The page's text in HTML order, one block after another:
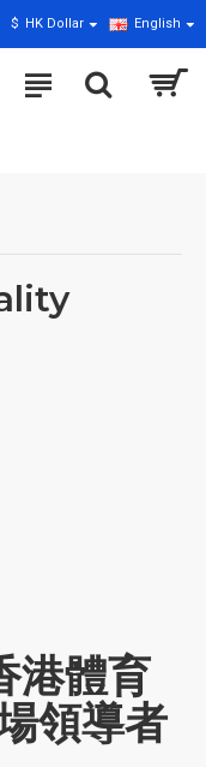
$ HK Dollar English
港體育
領導者